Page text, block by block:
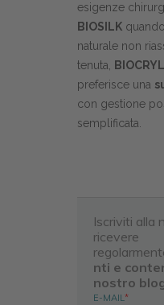
esigenze
BIOSILK
naturale non
tenuta,
preferisce una
con gestione
semplificata.
Iscriviti alla
ricevere
nti e
nostro
E-MAIL*